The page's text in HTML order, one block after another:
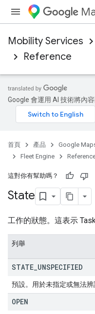
Mobility Services
Reference
Google 會運用 AI 技術將內
首頁 產品 Google
Fleet Engine
這對你有幫助嗎？
State
工作的狀態。這表示
列舉
STATE UNSPECIFIED
預設。用於未指定或無法辨
OPEN